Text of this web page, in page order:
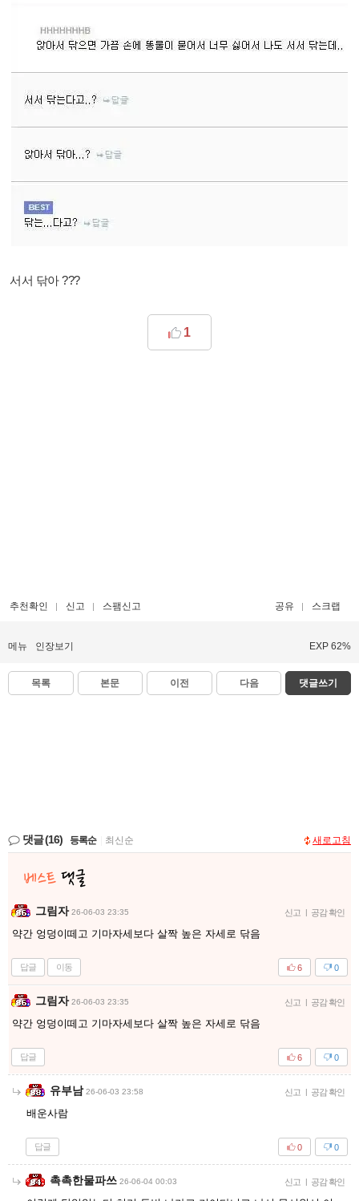
서서 닦아 ???
1
추천확인 신고 스팸신고 공유 스크랩
메뉴 인장보기 EXP 62%
목록 본문 이전 다음 댓글쓰기
댓글(16) 등록순 최신순 새로고침
그림자 26-06-03 23:35 신고 공감 확인
약간 엉덩이떼고 기마자세보다 살짝 높은 자세로 닦음
답글 이동 0
6
그림자 26-06-03 23:35 신고 공감 확인
약간 엉덩이떼고 기마자세보다 살짝 높은 자세로 닦음
답글 0
6
유부남 26-06-03 23:58 신고 공감 확인
배운사람
답글 0
0
촉촉한물파쓰 26-06-04 00:03 신고 공감 확인